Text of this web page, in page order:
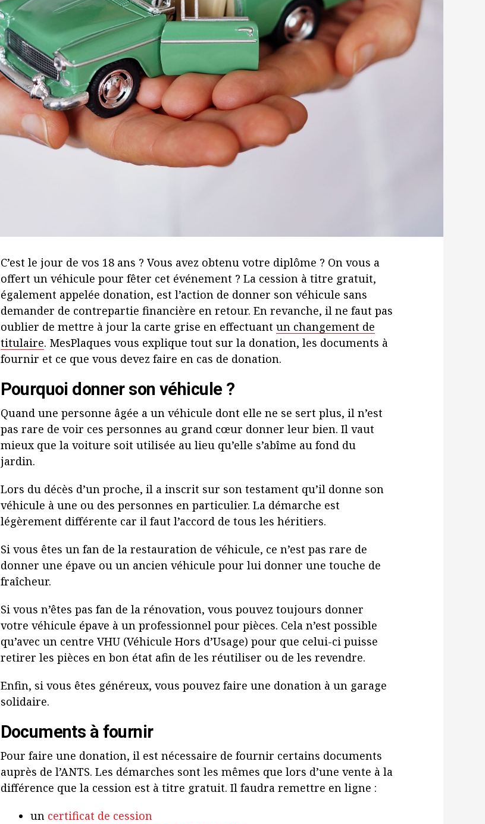
C’est le jour de vos 18 ans ? Vous avez obtenu votre diplôme ? On vous a
offert un véhicule pour fêter cet événement ? La cession à titre gratuit,
également appelée donation, est l’action de donner son véhicule sans
demander de contrepartie financière en retour. En revanche, il ne faut pas
oublier de mettre à jour la carte grise en effectuant un changement de
titulaire. MesPlaques vous explique tout sur la donation, les documents à
fournir et ce que vous devez faire en cas de donation.
Pourquoi donner son véhicule ?
Quand une personne âgée a un véhicule dont elle ne se sert plus, il n’est
pas rare de voir ces personnes au grand cœur donner leur bien. Il vaut
mieux que la voiture soit utilisée au lieu qu’elle s’abîme au fond du
jardin.
Lors du décès d’un proche, il a inscrit sur son testament qu’il donne son
véhicule à une ou des personnes en particulier. La démarche est
légèrement différente car il faut l’accord de tous les héritiers.
Si vous êtes un fan de la restauration de véhicule, ce n’est pas rare de
donner une épave ou un ancien véhicule pour lui donner une touche de
fraîcheur.
Si vous n’êtes pas fan de la rénovation, vous pouvez toujours donner
votre véhicule épave à un professionnel pour pièces. Cela n’est possible
qu’avec un centre VHU (Véhicule Hors d’Usage) pour que celui-ci puisse
retirer les pièces en bon état afin de les réutiliser ou de les revendre.
Enfin, si vous êtes généreux, vous pouvez faire une donation à un garage
solidaire.
Documents à fournir
Pour faire une donation, il est nécessaire de fournir certains documents
auprès de l’ANTS. Les démarches sont les mêmes que lors d’une vente à la
différence que la cession est à titre gratuit. Il faudra remettre en ligne :
un certificat de cession